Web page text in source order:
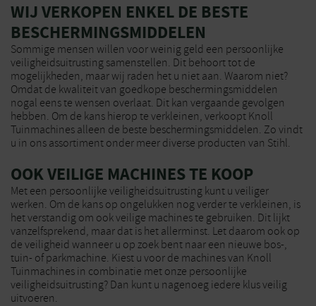
WIJ VERKOPEN ENKEL DE BESTE
BESCHERMINGSMIDDELEN
Sommige mensen willen voor weinig geld een persoonlijke
veiligheidsuitrusting samenstellen. Dit behoort tot de
mogelijkheden, maar wij raden het u niet aan. Waarom niet?
Omdat de kwaliteit van goedkope beschermingsmiddelen
nogal eens te wensen overlaat. Dit kan vergaande gevolgen
hebben. Om de kans hierop te verkleinen, verkoopt Knoll
Tuinmachines alleen de beste beschermingsmiddelen. Zo vindt
u in ons assortiment onder meer diverse producten van Stihl.
OOK VEILIGE MACHINES TE KOOP
Met een persoonlijke veiligheidsuitrusting kunt u veiliger
werken. Om de kans op ongelukken nog verder te verkleinen, is
het verstandig om ook veilige machines te gebruiken. Dit lijkt
vanzelfsprekend, maar dat is het allerminst. Let daarom ook op
de veiligheid wanneer u op zoek bent naar een nieuwe bos-,
tuin- of parkmachine. Kiest u voor de machines van Knoll
Tuinmachines in combinatie met onze persoonlijke
veiligheidsuitrusting? Dan kunt u nagenoeg iedere klus veilig
uitvoeren.